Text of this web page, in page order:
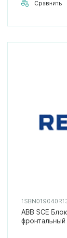
Сравнить
ABB SCE